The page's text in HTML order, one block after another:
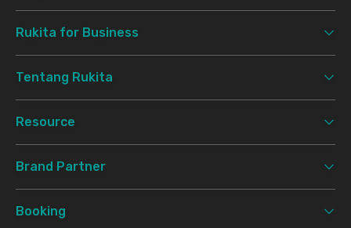
Rukita for Business
Tentang Rukita
Resource
Brand Partner
Booking